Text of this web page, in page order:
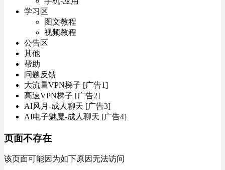
学习区
图文教程
视频教程
公告区
其他
帮助
问题反馈
大流量VPN梯子 [广告1]
高速VPN梯子 [广告2]
AI风月-成人聊天 [广告3]
AI电子魅魔-成人聊天 [广告4]
页面不存在
该页面可能因为如下原因无法访问